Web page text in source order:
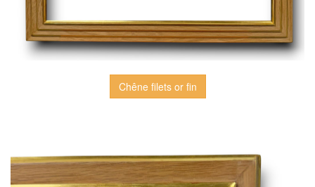
Chêne filets or fin